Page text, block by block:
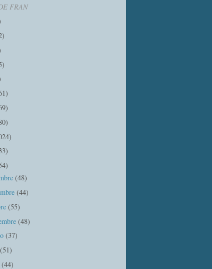
FRAN
(48)
(44)
(55)
(48)
(37)
(51)
(44)